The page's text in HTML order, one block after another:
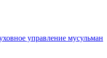
управление мусульман